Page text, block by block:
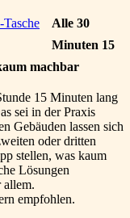
Alle 30
Minuten 15
machbar
15 Minuten lang
sei in der Praxis
Gebäuden lassen sich
oder dritten
stellen, was kaum
Lösungen
allem.
empfohlen.